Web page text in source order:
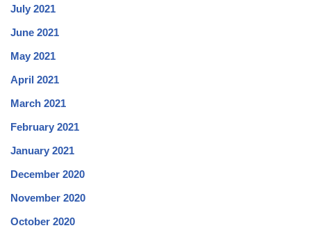
July 2021
June 2021
May 2021
April 2021
March 2021
February 2021
January 2021
December 2020
November 2020
October 2020